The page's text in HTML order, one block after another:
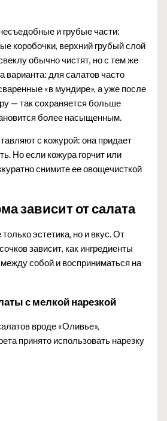
и грубые части:
коробочки, верхний грубый слой
обычно чистят, но с тем же
варианта: для салатов часто
«в мундире», а уже после
— так сохраняется больше
более насыщенным.
с кожурой: она придает
Но если кожура горчит или
снимите ее овощечисткой
зависит от салата
эстетика, но и вкус. От
зависит, как ингредиенты
собой и восприниматься на
с мелкой нарезкой
вроде «Оливье»,
принято использовать нарезку